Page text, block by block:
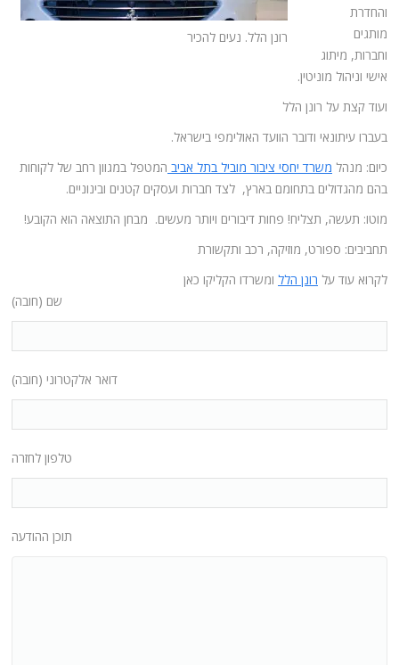
רונן הלל. נעים להכיר
והחדרת
מותגים
וחברות, מיתוג
אישי וניהול מוניטין.
ועוד קצת על רונן הלל
בעברו עיתונאי ודובר הוועד האולימפי בישראל.
כיום: מנהל משרד יחסי ציבור מוביל בתל אביב המטפל במגוון רחב של לקוחות
בהם מהגדולים בתחומם בארץ, לצד חברות ועסקים קטנים ובינוניים.
מוטו: תעשה, תצליח! פחות דיבורים ויותר מעשים. מבחן התוצאה הוא הקובע!
תחביבים: ספורט, מוזיקה, רכב ותקשורת
לקרוא עוד על רונן הלל ומשרדו הקליקו כאן
שם (חובה)
דואר אלקטרוני (חובה)
טלפון לחזרה
תוכן ההודעה